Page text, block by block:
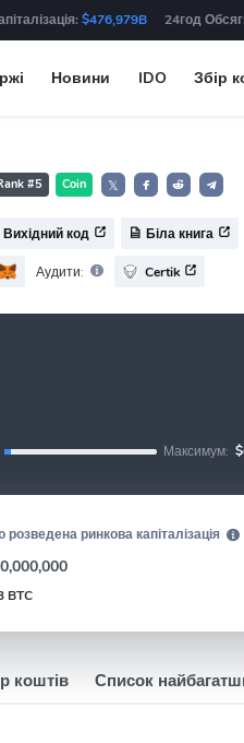
$476,979B 24год Обсяг:
Новини IDO Збір
#5 Coin 𝕏
Вихідний код Біла книга
Аудити: Certik
Максимум:
розведена ринкова капіталізація
BTC
коштів Список